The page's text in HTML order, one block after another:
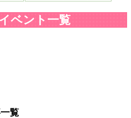
ベント一覧
覧